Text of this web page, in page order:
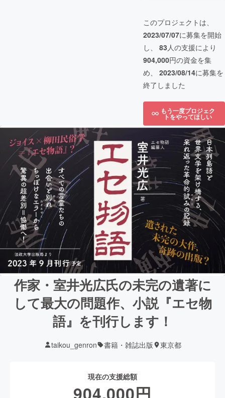
このプロジェクトは、
2023/07/07に募集を開始
し、 83人の支援により
904,000円の資金を集
め、 2023/08/14に募集を
終了しました
もう一度プロジェク
トをやってほしい
作家・室井光広氏の未完の遺著に
して最大の問題作、小説『エセ物
語』を刊行します！
taikou_genron 書籍・雑誌出版 東京都
現在の支援総額
904,000円